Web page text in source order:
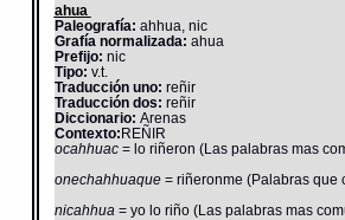
ahua
Paleografía: ahhua, nic
Grafía normalizada: ahua
Prefijo: nic
Tipo: v.t.
Traducción uno: reñir
Traducción dos: reñir
Diccionario: Arenas
Contexto:REÑIR
ocahhuac = lo riñeron (Las palabras mas
onechahhuaque = riñeronme (Palabras que
nicahhua = yo lo riño (Las palabras mas